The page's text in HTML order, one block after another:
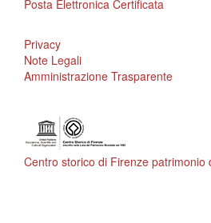
Posta Elettronica Certificata
Privacy
Note Legali
Amministrazione Trasparente
Centro storico di Firenze patrimonio